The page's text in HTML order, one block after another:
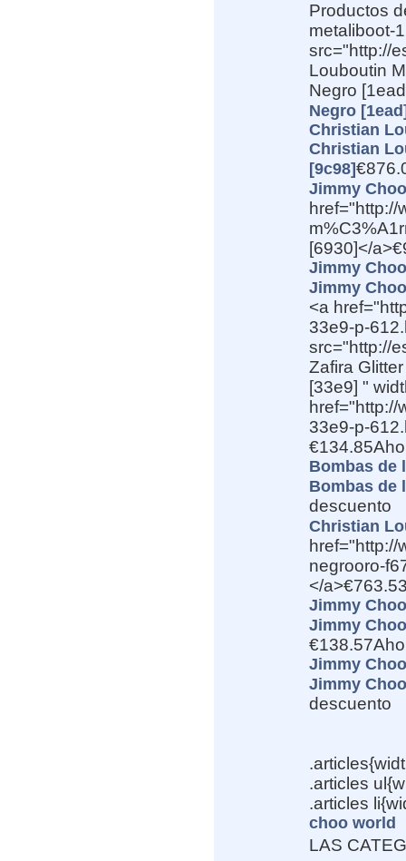
Productos
metaliboot-
src="http://
Louboutin
Negro
Negro
Christian
Christian
[9c98]
Jimmy
[6930]</
Jimmy
Jimmy
<a
33e9-p-
src="http://
Zafira
[33e9] "
33e9-p-
Bombas de
Bombas de
descuento
Christian
negrooro-
</
Jimmy
Jimmy
Jimmy
Jimmy
descuento
.articles
.articles
choo world
LAS